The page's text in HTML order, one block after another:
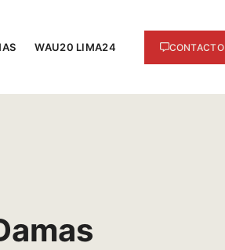
WAU20 LIMA24 CONTACTO